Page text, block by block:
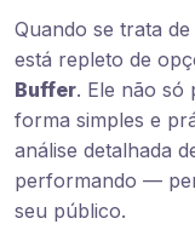
Quando se trata
está repleto de
Buffer. Ele não só
forma simples e
análise detalhada
performando —
seu público.